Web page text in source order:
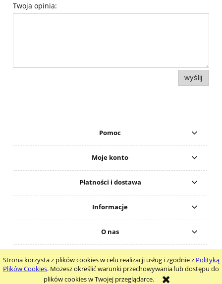
Strona korzysta z plików cookies w celu realizacji usług i zgodnie z Polityką
Plików Cookies. Możesz określić warunki przechowywania lub dostępu do
plików cookies w Twojej przeglądarce.
Twoja opinia:
wyślij
Pomoc
Moje konto
Płatności i dostawa
Informacje
O nas
pokaż pełną wersję strony